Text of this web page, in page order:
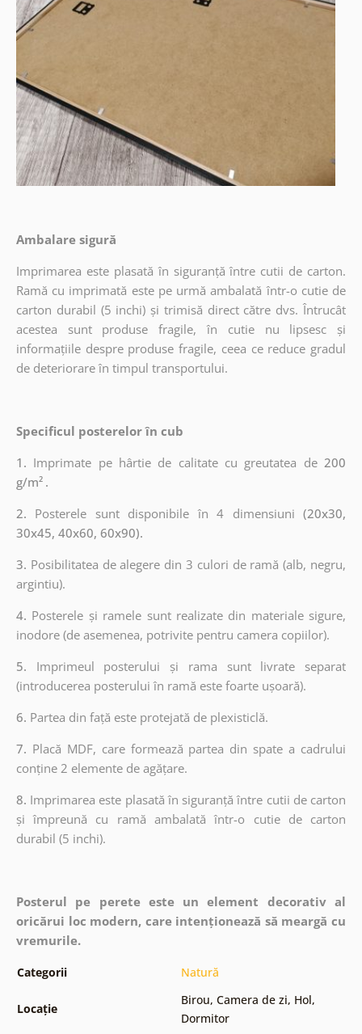
Ambalare sigură
Imprimarea este plasată în siguranță între cutii de carton.
Ramă cu imprimată este pe urmă ambalată într-o cutie de
carton durabil (5 inchi) și trimisă direct către dvs. Întrucât
acestea sunt produse fragile, în cutie nu lipsesc și
informațiile despre produse fragile, ceea ce reduce gradul
de deteriorare în timpul transportului.
Specificul posterelor în cub
1. Imprimate pe hârtie de calitate cu greutatea de200
g/m² .
2. Posterele sunt disponibile în 4 dimensiuni (20x30,
30x45, 40x60, 60x90).
3. Posibilitatea de alegere din 3 culori de ramă (alb, negru,
argintiu).
4. Posterele și ramele sunt realizate din materiale sigure,
inodore (de asemenea, potrivite pentru camera copiilor).
5. Imprimeul posterului și rama sunt livrate separat
(introducerea posterului în ramă este foarte ușoară).
6. Partea din față este protejată de plexisticlă.
7. Placă MDF, care formează partea din spate a cadrului
conține 2 elemente de agățare.
8. Imprimarea este plasată în siguranță între cutii de carton
și împreună cu ramă ambalată într-o cutie de carton
durabil (5 inchi).
Posterul pe perete este un element decorativ al
oricărui loc modern, care intenționează să meargă cu
vremurile.
Categorii Natură
Locație
Birou, Camera de zi, Hol,
Dormitor